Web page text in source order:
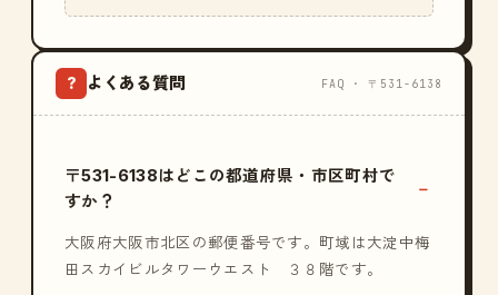
? よくある質問 FAQ · 〒531-6138
〒531-6138はどこの都道府県・市区町村で
すか？
大阪府大阪市北区の郵便番号です。町域は大淀中梅
田スカイビルタワーウエスト ３８階です。